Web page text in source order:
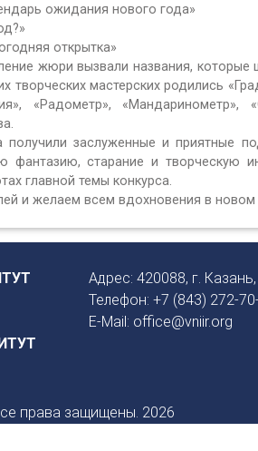
ожидания нового года»
открытка»
жюри вызвали названия, которые
творческих мастерских родились
«Радометр», «Мандаринометр»,
получили заслуженные и приятные
фантазию, старание и творческую
главной темы конкурса.
и желаем всем вдохновения в
Адрес: 420088, г.
Телефон: +7 (843) 272-
E-Mail: office@vniir.org
права защищены. 2026